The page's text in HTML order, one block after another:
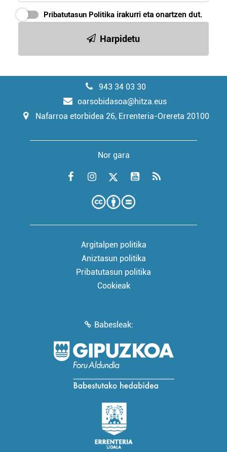
Pribatutasun Politika irakurri eta onartzen dut.
Harpidetu
943 34 03 30
oarsobidasoa@hitza.eus
Nafarroa etorbidea 26, Errenteria-Orereta 20100
Nor gara
Argitalpen politika
Aniztasun politika
Pribatutasun politika
Cookieak
Babesleak: